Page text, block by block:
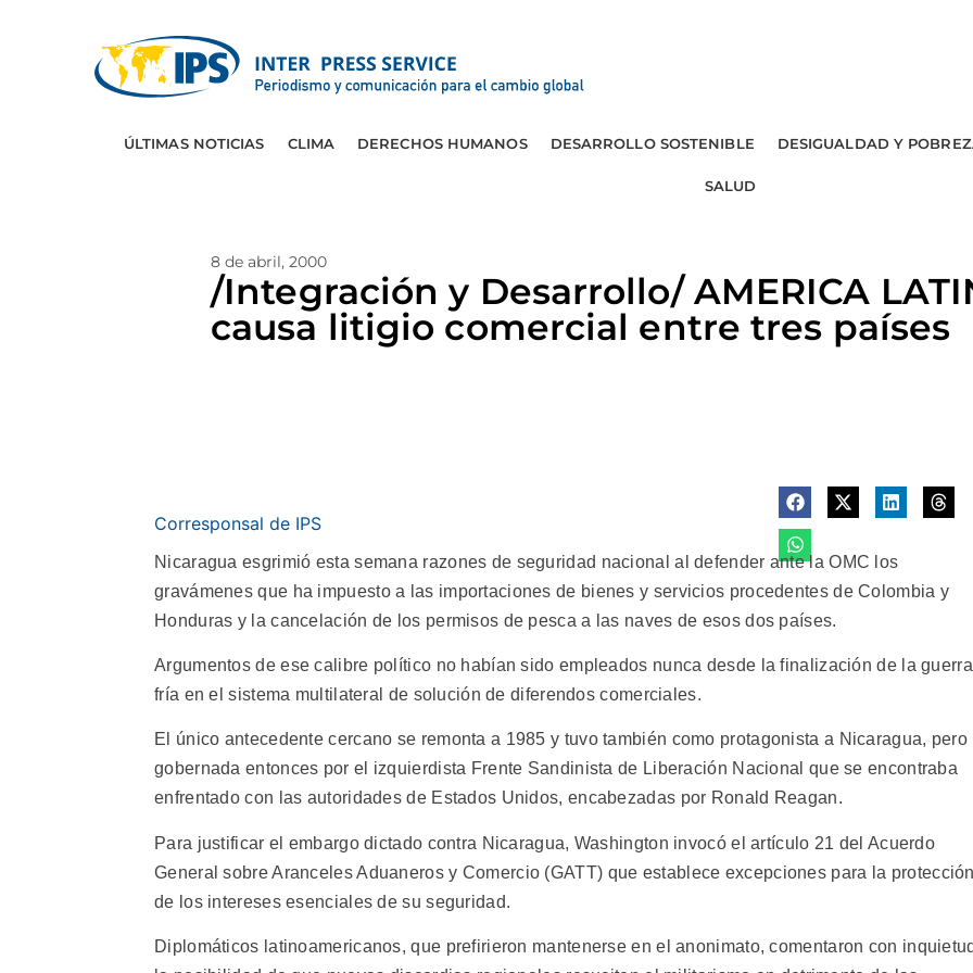
ÚLTIMAS NOTICIAS CLIMA DERECHOS HUMANOS DESARROLLO SOSTENIBLE DESIGUALDAD Y
SALUD
8 de abril, 2000
/Integración y Desarrollo/ AMERICA
causa litigio comercial entre tres países
Corresponsal de IPS
Nicaragua esgrimió esta semana razones de seguridad nacional al defender ante la OMC los
gravámenes que ha impuesto a las importaciones de bienes y servicios procedentes de Colombia y
Honduras y la cancelación de los permisos de pesca a las naves de esos dos países.
Argumentos de ese calibre político no habían sido empleados nunca desde la finalización de la guerra
fría en el sistema multilateral de solución de diferendos comerciales.
El único antecedente cercano se remonta a 1985 y tuvo también como protagonista a Nicaragua, pero
gobernada entonces por el izquierdista Frente Sandinista de Liberación Nacional que se encontraba
enfrentado con las autoridades de Estados Unidos, encabezadas por Ronald Reagan.
Para justificar el embargo dictado contra Nicaragua, Washington invocó el artículo 21 del Acuerdo
General sobre Aranceles Aduaneros y Comercio (GATT) que establece excepciones para la
de los intereses esenciales de su seguridad.
Diplomáticos latinoamericanos, que prefirieron mantenerse en el anonimato, comentaron con